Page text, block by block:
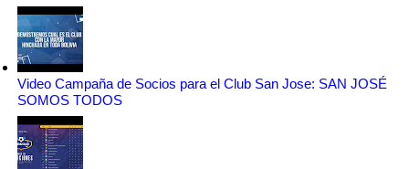
Video Campaña de Socios para el Club San Jose: SAN JOSÉ
SOMOS TODOS